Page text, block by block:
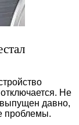
Не
давно,
проблемы.